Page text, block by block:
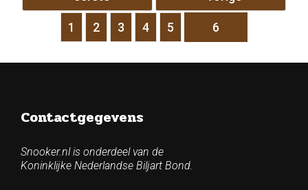
1 2 3 4 5 6
Contactgegevens
Snooker.nl is onderdeel van de
Koninklijke Nederlandse Biljart Bond.